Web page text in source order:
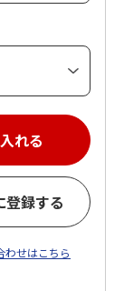
登録する
わせはこちら